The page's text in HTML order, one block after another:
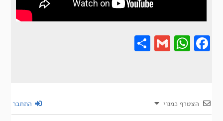
Gmail
Share
הצטרף כמנוי התחבר